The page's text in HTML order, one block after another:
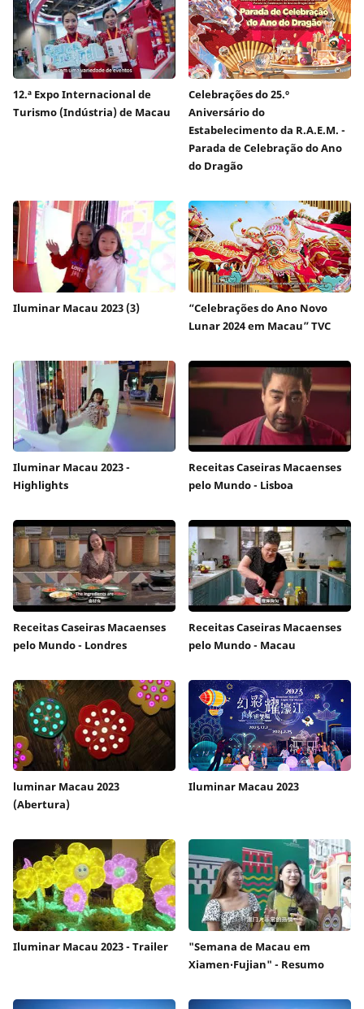
12.ª Expo Internacional de
Turismo (Indústria) de Macau
Celebrações do 25.º
Aniversário do
Estabelecimento da R.A.E.M. -
Parada de Celebração do Ano
do Dragão
Iluminar Macau 2023 (3)
“Celebrações do Ano Novo
Lunar 2024 em Macau” TVC
Iluminar Macau 2023 -
Highlights
Receitas Caseiras Macaenses
pelo Mundo - Lisboa
Receitas Caseiras Macaenses
pelo Mundo - Londres
Receitas Caseiras Macaenses
pelo Mundo - Macau
luminar Macau 2023
(Abertura)
Iluminar Macau 2023
Iluminar Macau 2023 - Trailer
"Semana de Macau em
Xiamen‧Fujian" - Resumo